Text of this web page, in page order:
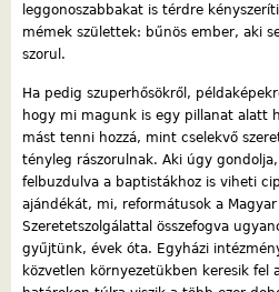
leggonoszabbakat is térdre
mémek születtek: bűnös ember, aki
szorul.
Ha pedig szuperhősökről,
hogy mi magunk is egy pillanat alatt
mást tenni hozzá, mint cselekvő
tényleg rászorulnak. Aki úgy
felbuzdulva a baptistákhoz is viheti
ajándékát, mi, reformátusok a Magyar
Szeretetszolgálattal összefogva
gyűjtünk, évek óta. Egyházi
közvetlen környezetükben keresik fel